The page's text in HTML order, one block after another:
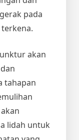
pada
akan
tahapan
lidah untuk